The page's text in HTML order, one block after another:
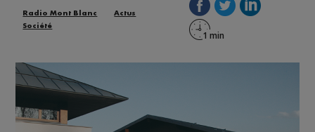
Radio Mont Blanc
Actus
Société